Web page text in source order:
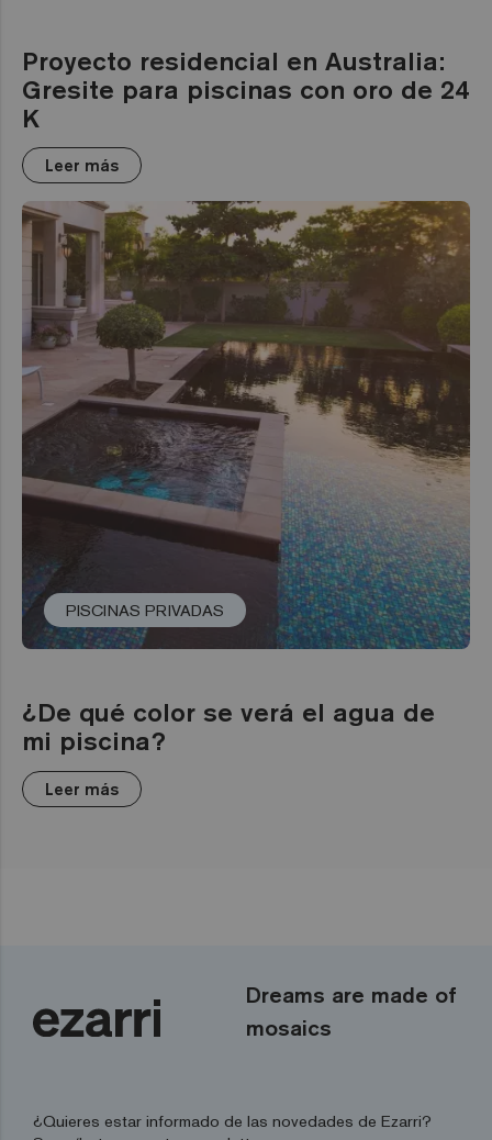
Proyecto residencial en Australia:
Gresite para piscinas con oro de 24
K
Leer más
PISCINAS PRIVADAS
¿De qué color se verá el agua de
mi piscina?
Leer más
Dreams are made of
mosaics
¿Quieres estar informado de las novedades de Ezarri?